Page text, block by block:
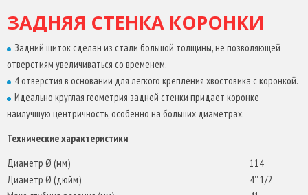
ЗАДНЯЯ СТЕНКА КОРОНКИ
Задний щиток сделан из стали большой толщины, не позволяющей
отверстиям увеличиваться со временем.
4 отверстия в основании для легкого крепления хвостовика с коронкой.
Идеально круглая геометрия задней стенки придает коронке
наилучшую центричность, особенно на больших диаметрах.
Технические характеристики
Диаметр Ø (мм)
114
Диаметр Ø (дюйм)
4'' 1/2